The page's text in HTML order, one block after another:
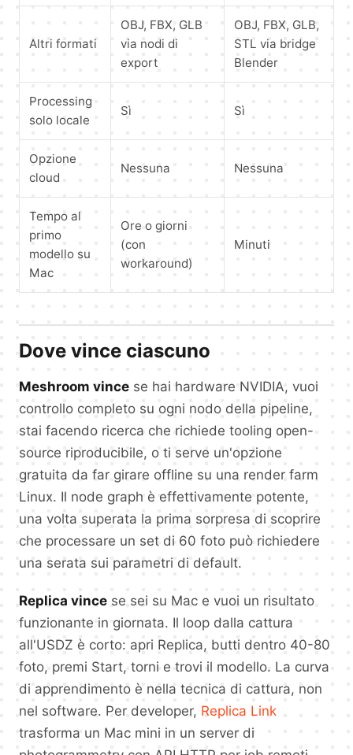
Altri formati
OBJ, FBX, GLB
via nodi di
export
OBJ, FBX, GLB,
STL via bridge
Blender
Processing
solo locale
Sì Sì
Opzione
cloud
Nessuna Nessuna
Tempo al
primo
modello su
Mac
Ore o giorni
(con
workaround)
Minuti
Dove vince ciascuno
Meshroom vince se hai hardware NVIDIA, vuoi
controllo completo su ogni nodo della pipeline,
stai facendo ricerca che richiede tooling open-
source riproducibile, o ti serve un'opzione
gratuita da far girare offline su una render farm
Linux. Il node graph è effettivamente potente,
una volta superata la prima sorpresa di scoprire
che processare un set di 60 foto può richiedere
una serata sui parametri di default.
Replica vince se sei su Mac e vuoi un risultato
funzionante in giornata. Il loop dalla cattura
all'USDZ è corto: apri Replica, butti dentro 40-80
foto, premi Start, torni e trovi il modello. La curva
di apprendimento è nella tecnica di cattura, non
nel software. Per developer, Replica Link
trasforma un Mac mini in un server di